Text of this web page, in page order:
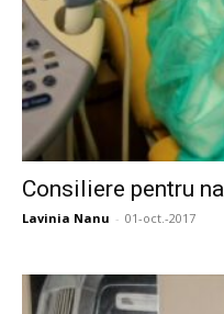
Consiliere pentru
Lavinia Nanu - 01-oct.-2017